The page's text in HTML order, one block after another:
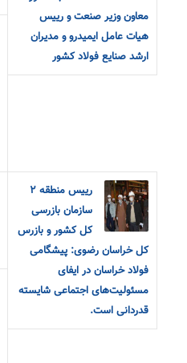
معاون وزیر صنعت و رییس
هیات عامل ایمیدرو و مدیران
ارشد صنایع فولاد کشور
رییس منطقه ٢
سازمان بازرسی
کل کشور و بازرس
کل خراسان رضوی: پیشگامی
فولاد خراسان در ایفای
مسئولیت‌های اجتماعی شایسته
قدردانی است.